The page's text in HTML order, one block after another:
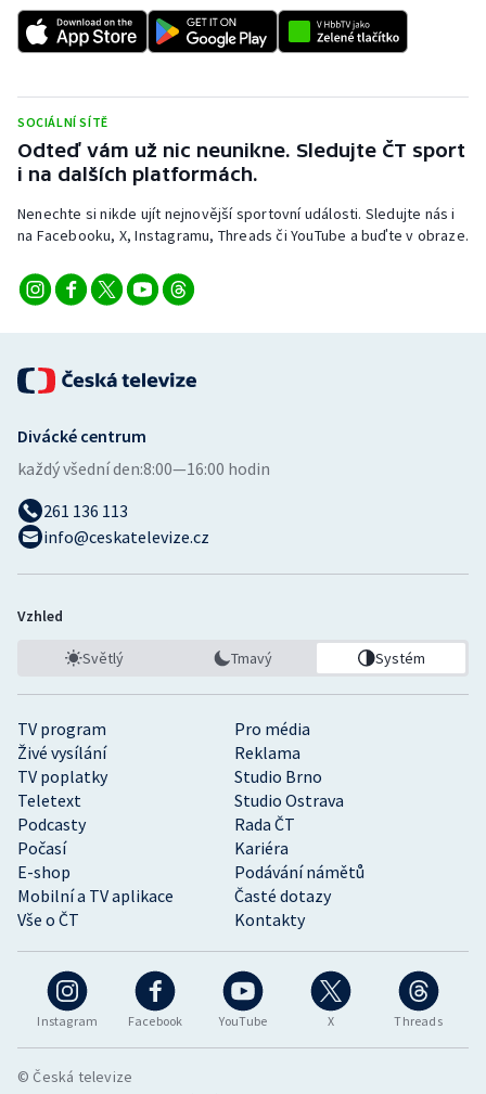
Short track
Stolní tenis
Veslování
Vodní slalom
Ostatní
SOCIÁLNÍ SÍTĚ
Odteď vám už nic neunikne. Sledujte ČT sport
i na dalších platformách.
Nenechte si nikde ujít nejnovější sportovní události. Sledujte nás i
na Facebooku, X, Instagramu, Threads či YouTube a buďte v obraze.
Instagram Facebook YouTube X Threads
TV program
Pro média
Živé vysílání
Reklama
TV poplatky
Studio Brno
Teletext
Studio Ostrava
Podcasty
Rada ČT
Počasí
Kariéra
E-shop
Podávání námětů
Mobilní a TV aplikace
Časté dotazy
Vše o ČT
Kontakty
Divácké centrum
každý všední den:8:00—16:00 hodin
261 136 113
info@ceskatelevize.cz
Vzhled
Světlý Tmavý Systém
© Česká televize